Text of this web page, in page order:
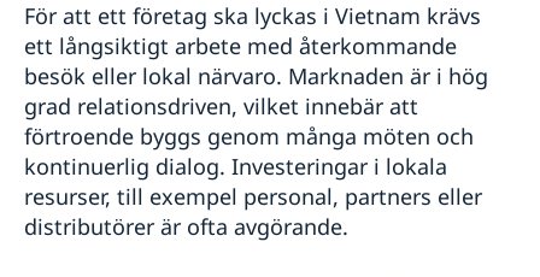
Vi är en resurs för svenska företag
Team Sweden
Så kan du få stöd
Svenska företag i Vietnam
Anmäl handelshinder
Aktuellt
Nyheter
För att ett företag ska lyckas i Vietnam krävs
ett långsiktigt arbete med återkommande
besök eller lokal närvaro. Marknaden är i hög
grad relationsdriven, vilket innebär att
förtroende byggs genom många möten och
kontinuerlig dialog. Investeringar i lokala
resurser, till exempel personal, partners eller
distributörer är ofta avgörande.